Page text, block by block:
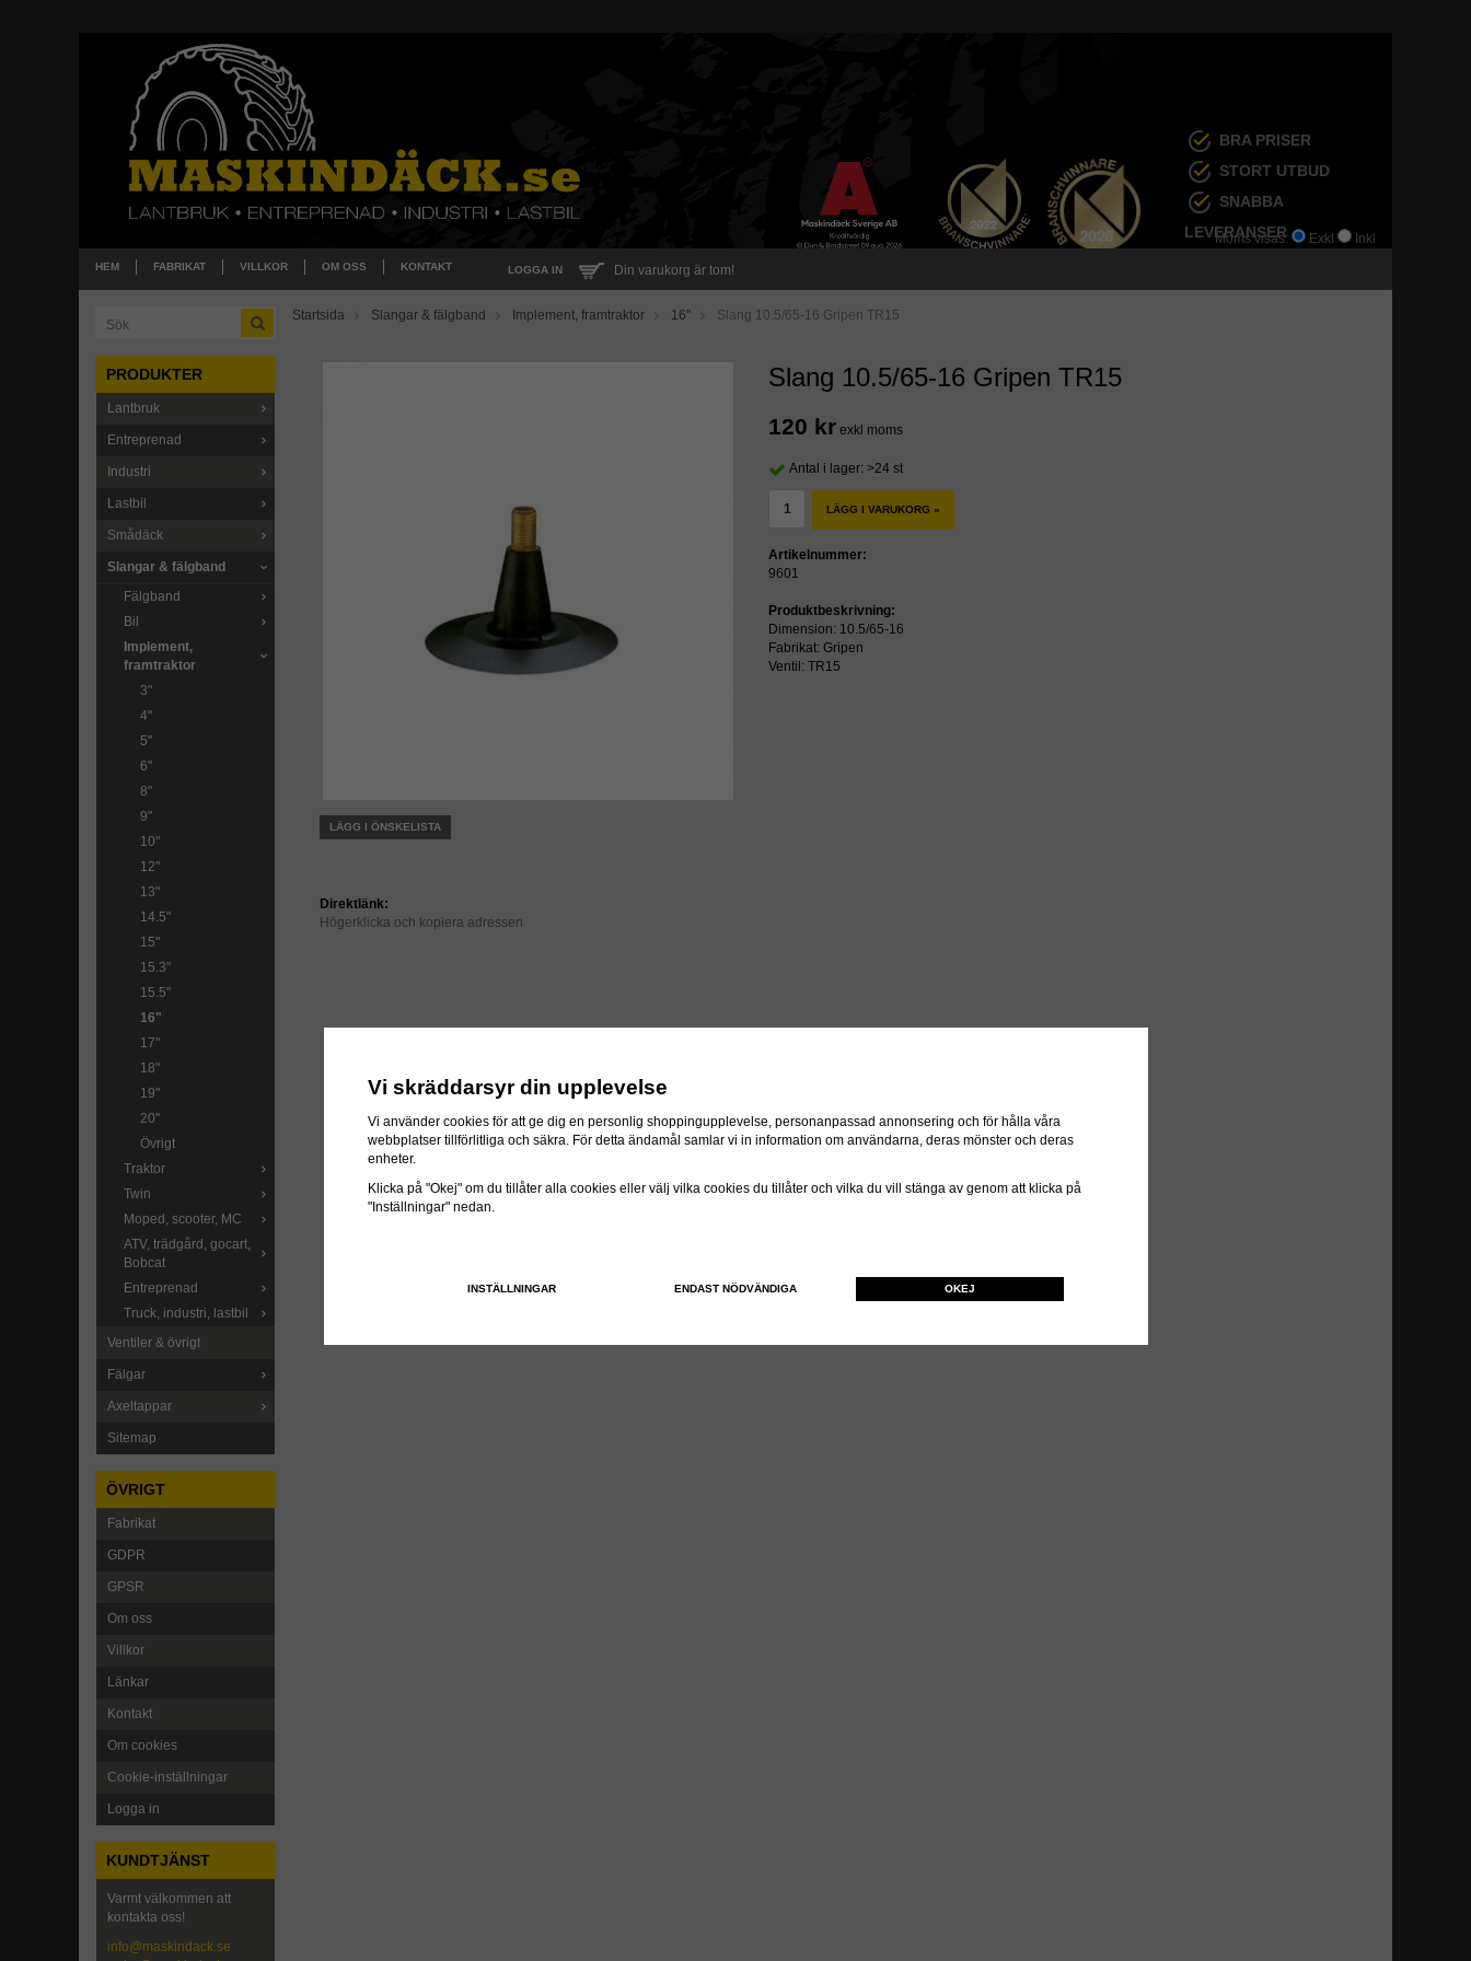
BRA PRISER
STORT UTBUD
SNABBA
LEVERANSER
Moms visas: Exkl Inkl
HEM FABRIKAT VILLKOR OM OSS KONTAKT LOGGA IN Din varukorg är tom!
PRODUKTER
Lantbruk
Entreprenad
Industri
Lastbil
Smådäck
Slangar & fälgband
Fälgband
Bil
Implement,
framtraktor
3"
4"
5"
6"
8"
9"
10"
12"
13"
14.5"
15"
15.3"
15.5"
16"
17"
18"
19"
20"
Övrigt
Traktor
Twin
Moped, scooter, MC
ATV, trädgård, gocart,
Bobcat
Entreprenad
Truck, industri, lastbil
Ventiler & övrigt
Fälgar
Axeltappar
Sitemap
ÖVRIGT
Fabrikat
GDPR
GPSR
Om oss
Villkor
Länkar
Kontakt
Om cookies
Cookie-inställningar
Logga in
KUNDTJÄNST
Varmt välkommen att
kontakta oss!
info@maskindack.se
Startsida Slangar & fälgband Implement, framtraktor 16" Slang 10.5/65-16 Gripen TR15
LÄGG I ÖNSKELISTA
Direktlänk:
Högerklicka och kopiera adressen
Slang 10.5/65-16 Gripen TR15
120 kr exkl moms
Antal i lager: >24 st
LÄGG I VARUKORG »
Artikelnummer:
9601
Produktbeskrivning:
Dimension: 10.5/65-16
Fabrikat: Gripen
Ventil: TR15
Vi skräddarsyr din upplevelse
Vi använder cookies för att ge dig en personlig shoppingupplevelse, personanpassad annonsering och för hålla våra
webbplatser tillförlitliga och säkra. För detta ändamål samlar vi in information om användarna, deras mönster och deras
enheter.
Klicka på "Okej" om du tillåter alla cookies eller välj vilka cookies du tillåter och vilka du vill stänga av genom att klicka på
"Inställningar" nedan.
INSTÄLLNINGAR ENDAST NÖDVÄNDIGA OKEJ